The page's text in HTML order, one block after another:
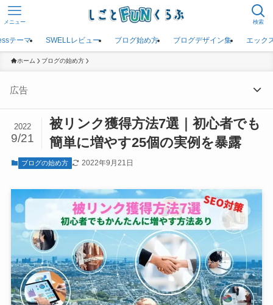
検索
メニュー
テーマ SWELLレビュー ブログ始め方 ブログデザイン集 エック
ホーム ブログの始め方
広告
被リンク獲得方法7選｜初心者でも
簡単に増やす25個の実例を暴露
2022
9/21
ブログの始め方 2022年9月21日